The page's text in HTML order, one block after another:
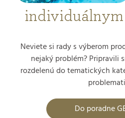
individuálnym
Neviete si rady s výberom
nejaký problém? Pripravili
rozdelenú do tematických
Do poradne